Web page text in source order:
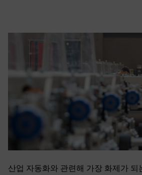
산업 자동화와 관련해 가장 화제가 되